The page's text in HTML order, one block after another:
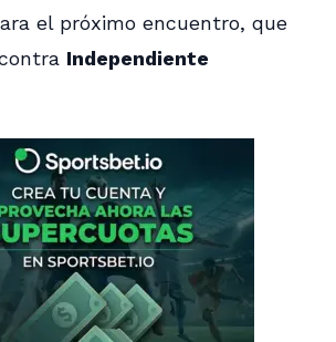
el próximo encuentro, que
Independiente